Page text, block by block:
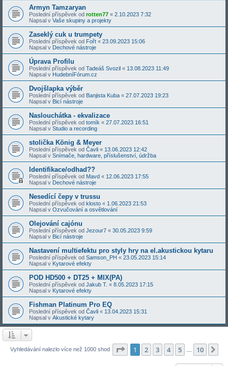
Armyn Tamzaryan
Poslední příspěvek od rotten77 « 2.10.2023 7:32
Napsal v Vaše skupiny a projekty
Zaseklý cuk u trumpety
Poslední příspěvek od Fořt « 23.09.2023 15:06
Napsal v Dechové nástroje
Úprava Profilu
Poslední příspěvek od Tadeáš Svozil « 13.08.2023 11:49
Napsal v HudebníFórum.cz
Dvojšlapka výběr
Poslední příspěvek od Banjista Kuba « 27.07.2023 19:23
Napsal v Bicí nástroje
Naslouchátka - ekvalizace
Poslední příspěvek od tomík « 27.07.2023 16:51
Napsal v Studio a recording
stolička König & Meyer
Poslední příspěvek od Čavli « 13.06.2023 12:42
Napsal v Snímače, hardware, příslušenství, údržba
Identifikace/odhad??
Poslední příspěvek od Mavd « 12.06.2023 17:55
Napsal v Dechové nástroje
Nesedící čepy v trussu
Poslední příspěvek od klosto « 1.06.2023 21:53
Napsal v Ozvučování a osvětlování
Olejování cajónu
Poslední příspěvek od Jezour7 « 30.05.2023 9:59
Napsal v Bicí nástroje
Nastavení multiefektu pro styly hry na el.akustickou kytaru
Poslední příspěvek od Samson_PH « 23.05.2023 15:14
Napsal v Kytarové efekty
POD HD500 + DT25 + MIX(PA)
Poslední příspěvek od Jakub T. « 8.05.2023 17:15
Napsal v Kytarové efekty
Fishman Platinum Pro EQ
Poslední příspěvek od Čavli « 13.04.2023 15:31
Napsal v Akustické kytary
Vyhledávání nalezlo více než 1000 shod Stránka z 10
1 2 3 4 5 10